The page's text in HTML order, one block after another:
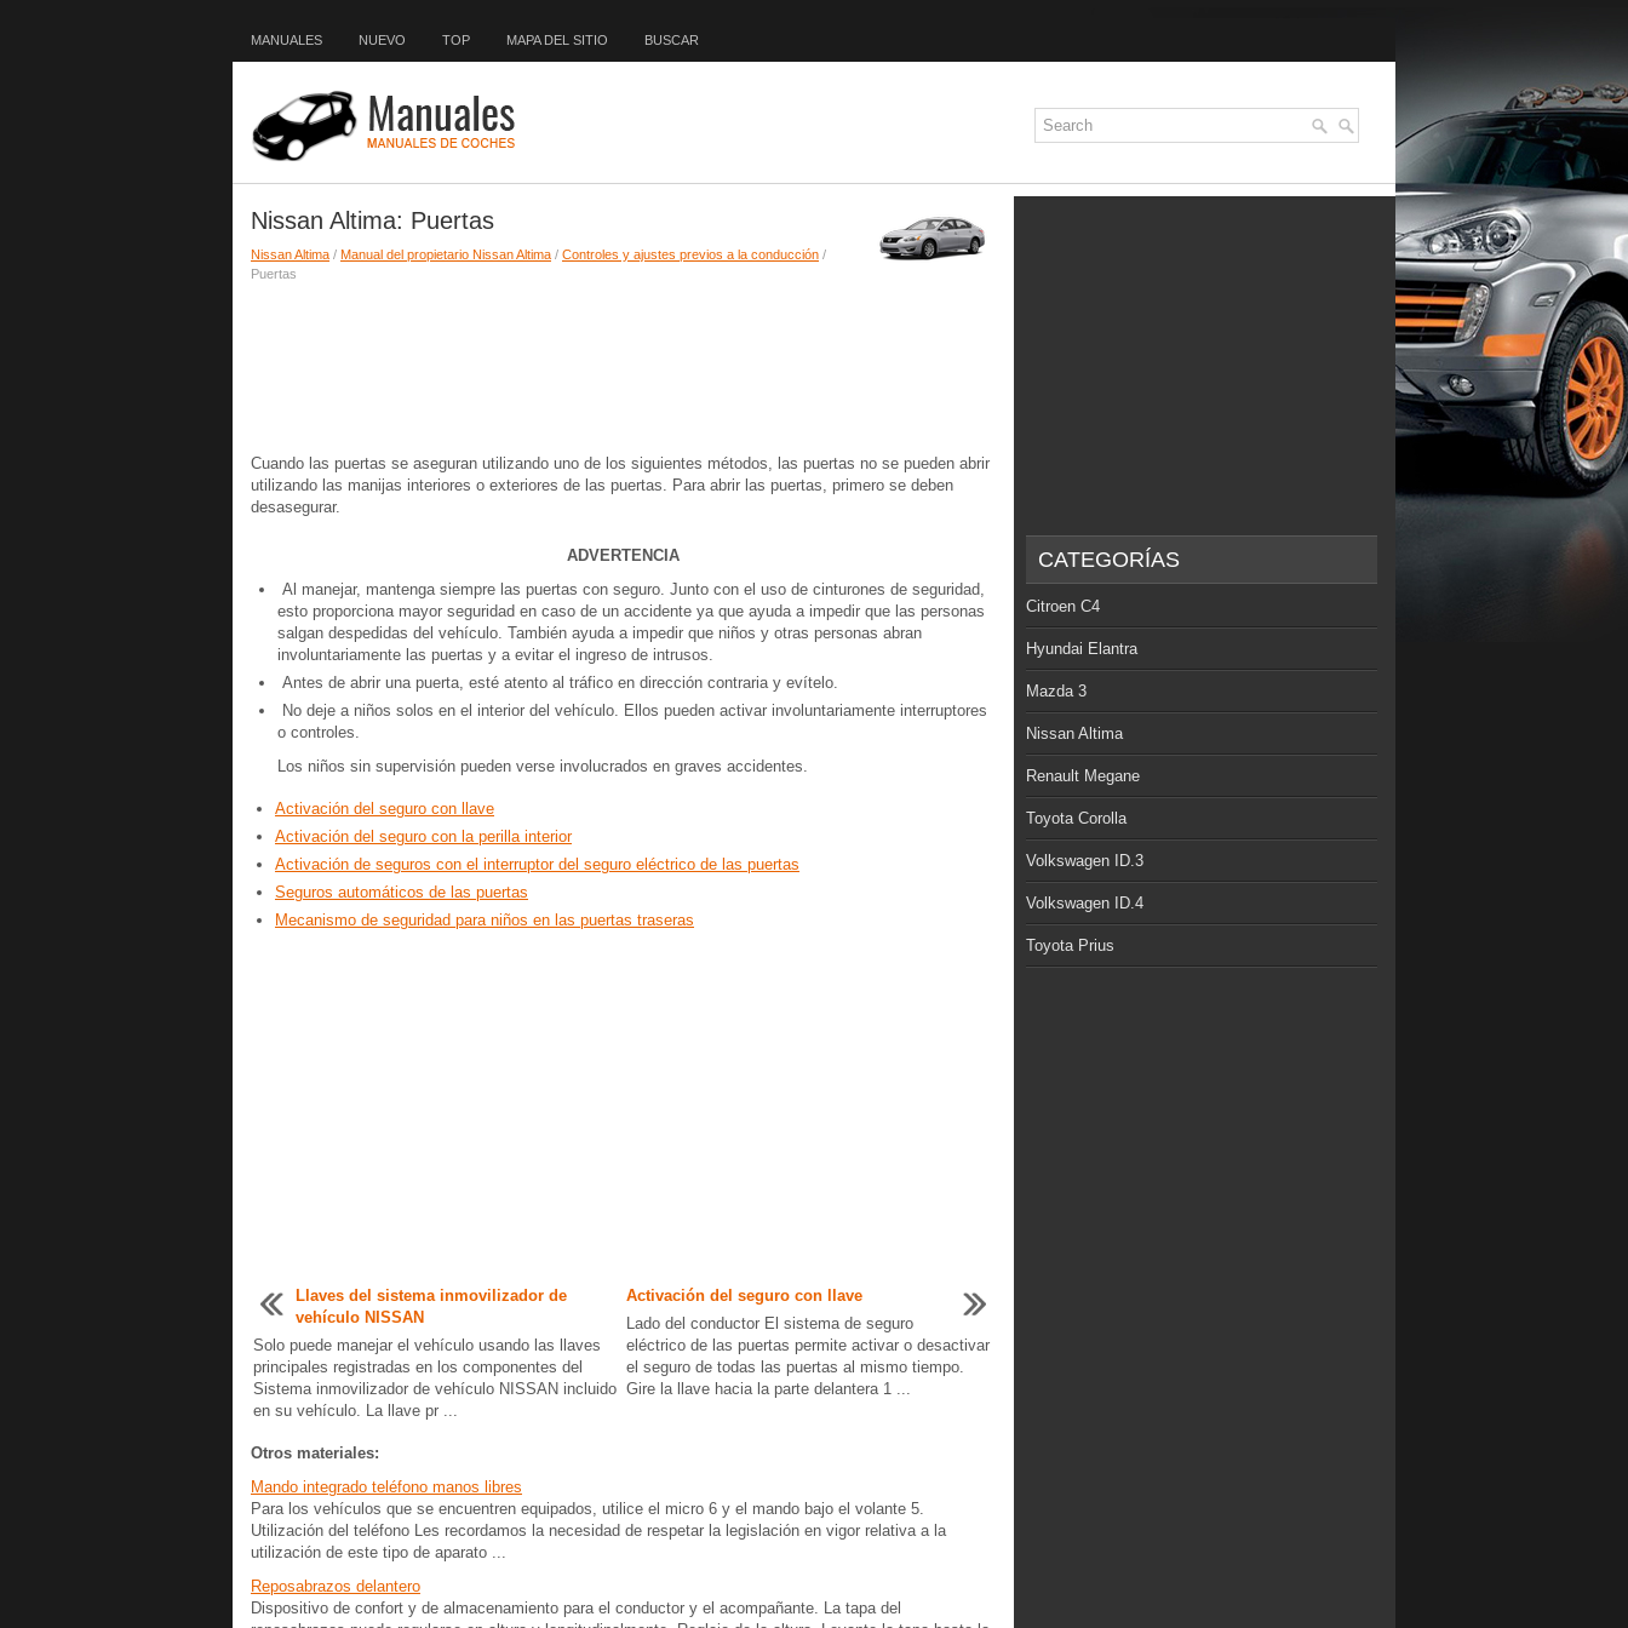
MANUALES NUEVO TOP MAPA DEL SITIO BUSCAR
Nissan Altima: Puertas
Nissan Altima / Manual del propietario Nissan Altima / Controles y ajustes previos a la conducción /
Puertas
Cuando las puertas se aseguran utilizando uno de los siguientes métodos, las puertas no se pueden abrir
utilizando las manijas interiores o exteriores de las puertas. Para abrir las puertas, primero se deben
desasegurar.
ADVERTENCIA
Al manejar, mantenga siempre las puertas con seguro. Junto con el uso de cinturones de seguridad,
esto proporciona mayor seguridad en caso de un accidente ya que ayuda a impedir que las personas
salgan despedidas del vehículo. También ayuda a impedir que niños y otras personas abran
involuntariamente las puertas y a evitar el ingreso de intrusos.
Antes de abrir una puerta, esté atento al tráfico en dirección contraria y evítelo.
No deje a niños solos en el interior del vehículo. Ellos pueden activar involuntariamente interruptores
o controles.
Los niños sin supervisión pueden verse involucrados en graves accidentes.
Activación del seguro con llave
Activación del seguro con la perilla interior
Activación de seguros con el interruptor del seguro eléctrico de las puertas
Seguros automáticos de las puertas
Mecanismo de seguridad para niños en las puertas traseras
Llaves del sistema inmovilizador de
vehículo NISSAN
Solo puede manejar el vehículo usando las llaves
principales registradas en los componentes del
Sistema inmovilizador de vehículo NISSAN incluido
en su vehículo. La llave pr ...
Activación del seguro con llave
Lado del conductor El sistema de seguro
eléctrico de las puertas permite activar o desactivar
el seguro de todas las puertas al mismo tiempo.
Gire la llave hacia la parte delantera 1 ...
Otros materiales:
Mando integrado teléfono manos libres
Para los vehículos que se encuentren equipados, utilice el micro 6 y el mando bajo el volante 5.
Utilización del teléfono Les recordamos la necesidad de respetar la legislación en vigor relativa a la
utilización de este tipo de aparato ...
Reposabrazos delantero
Dispositivo de confort y de almacenamiento para el conductor y el acompañante. La tapa del
CATEGORÍAS
Citroen C4
Hyundai Elantra
Mazda 3
Nissan Altima
Renault Megane
Toyota Corolla
Volkswagen ID.3
Volkswagen ID.4
Toyota Prius